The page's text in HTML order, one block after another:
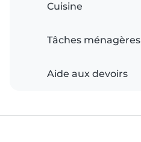
Cuisine
Tâches ménagères
Aide aux devoirs